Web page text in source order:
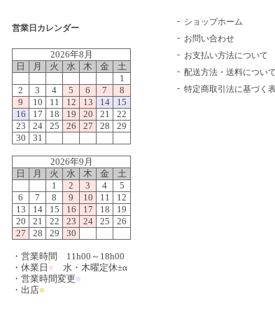
営業日カレンダー
2026年8月
日
月 火 水 木 金
土
1
2
3 4 5 6 7
8
9
10 11 12 13 14
15
16
17 18 19 20 21
22
23
24 25 26 27 28
29
30
31
2026年9月
日
月 火 水 木 金
土
1
2 3 4
5
6
7 8 9 10 11
12
13
14 15 16 17 18
19
20
21 22 23 24 25
26
27
28 29 30
・営業時間 11h00～18h00
・休業日 ■ 水・木曜定休±α
・営業時間変更■
・出店■
ショップホーム
お問い合わせ
お支払い方法について
配送方法・送料について
特定商取引法に基づく